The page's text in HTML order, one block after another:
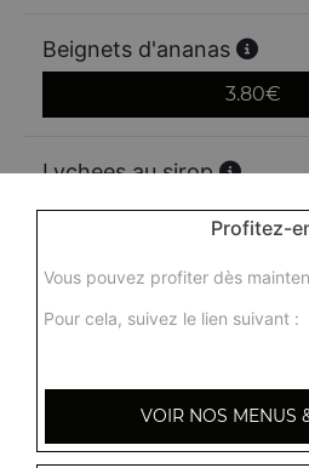
Beignets d'ananas
3.80€
Lychees au sirop
3.80€
Ananas au sirop
Actuellement
3.90€
Profitez-
Vous pouvez profiter dès
Pour cela, suivez le lien suivant :
VOIR NOS MENUS